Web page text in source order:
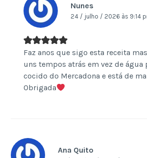
Nunes
24 / julho / 2026 às 9:14
Faz anos que sigo esta receita
uns tempos atrás em vez de água
cocido do Mercadona e está de
Obrigada
Ana Quito